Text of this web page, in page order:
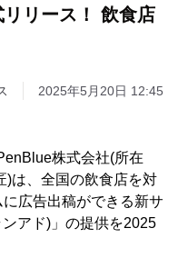
リース！ 飲食店
2025年5月20日 12:45
株式会社(所在
)は、全国の飲食店を対
広告出稿ができる新サ
アド)」の提供を2025